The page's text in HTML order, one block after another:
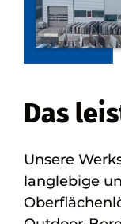
Das
Unsere
langlebige